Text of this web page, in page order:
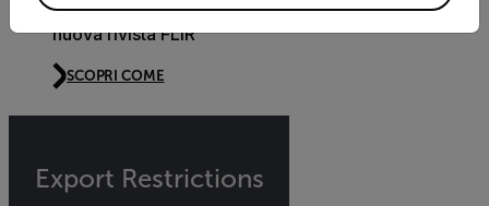
FLIR Innovare e Ispirare: una
nuova rivista FLIR
SCOPRI COME
Export Restrictions